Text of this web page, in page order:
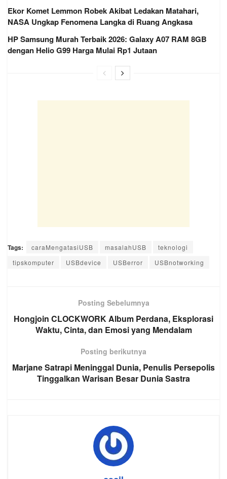
Ekor Komet Lemmon Robek Akibat Ledakan Matahari,
NASA Ungkap Fenomena Langka di Ruang Angkasa
HP Samsung Murah Terbaik 2026: Galaxy A07 RAM 8GB
dengan Helio G99 Harga Mulai Rp1 Jutaan
Tags: caraMengatasiUSB masalahUSB
teknologi
tipskomputer
USBdevice USBerror USBnotworking
Posting Sebelumnya
Hongjoin CLOCKWORK Album Perdana, Eksplorasi
Waktu, Cinta, dan Emosi yang Mendalam
Posting berikutnya
Marjane Satrapi Meninggal Dunia, Penulis Persepolis
Tinggalkan Warisan Besar Dunia Sastra